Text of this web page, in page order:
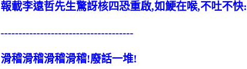
報載李遠哲先生驚訝核四恐重啟,如鯁在喉,不吐不快:
-------------------------------------
滑稽滑稽滑稽滑稽!廢話一堆!